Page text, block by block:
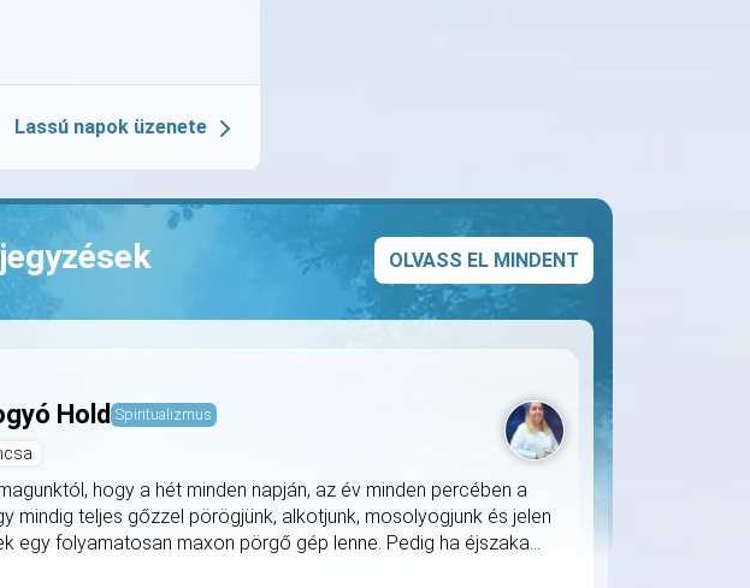
Lassú napok üzenete
OLVASS EL MINDENT
Hold Spiritualizmus
hogy a hét minden napján, az év minden percében a
mindig teljes gőzzel pörögjünk, alkotjunk, mosolyogjunk és jelen
egy folyamatosan maxon pörgő gép lenne. Pedig ha éjszaka...